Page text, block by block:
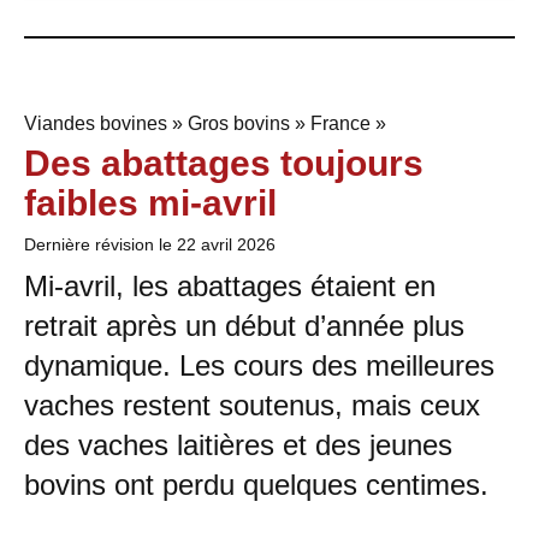
Viandes bovines » Gros bovins » France »
Des abattages toujours
faibles mi-avril
Dernière révision le 22 avril 2026
Mi-avril, les abattages étaient en
retrait après un début d’année plus
dynamique. Les cours des meilleures
vaches restent soutenus, mais ceux
des vaches laitières et des jeunes
bovins ont perdu quelques centimes.